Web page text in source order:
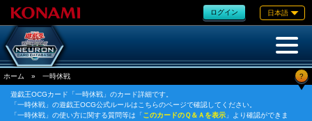
ログイン 日本語
ホーム » 一時休戦 ?
遊戯王OCGカード「一時休戦」のカード詳細です。
「一時休戦」の遊戯王OCG公式ルールはこちらのページで確認してください。
「一時休戦」の使い方に関する質問等は「このカードのＱ＆Ａを表示 」より確認ができま